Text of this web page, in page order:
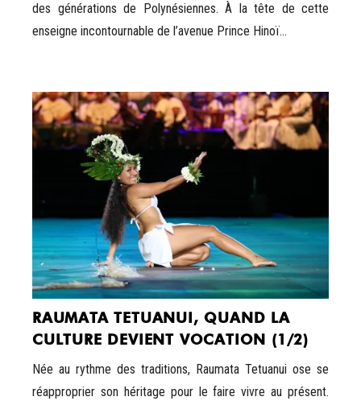
des générations de Polynésiennes. À la tête de cette
enseigne incontournable de l’avenue Prince Hinoï...
RAUMATA TETUANUI, QUAND LA
CULTURE DEVIENT VOCATION (1/2)
Née au rythme des traditions, Raumata Tetuanui ose se
réapproprier son héritage pour le faire vivre au présent.